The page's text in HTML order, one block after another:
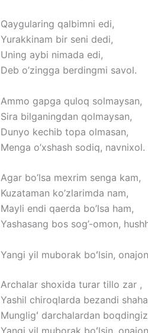
Qaygularing qalbimni edi,
Yurakkinam bir seni dedi,
Uning aybi nimada edi,
Deb o’zingga berdingmi savol.
Ammo gapga quloq solmaysan,
Sira bilganingdan qolmaysan,
Dunyo kechib topa olmasan,
Menga o’xshash sodiq, navnixol.
Agar bo’lsa mexrim senga kam,
Kuzataman ko’zlarimda nam,
Mayli endi qaerda bo’lsa ham,
Yashasang bos sog’-omon,
Yangi yil muborak boʻlsin,
Archalar shoxida turar tillo zar ,
Yashil chiroqlarda bezandi
Mungligʻ darchalardan
Yangi yil muborak boʻlsin,